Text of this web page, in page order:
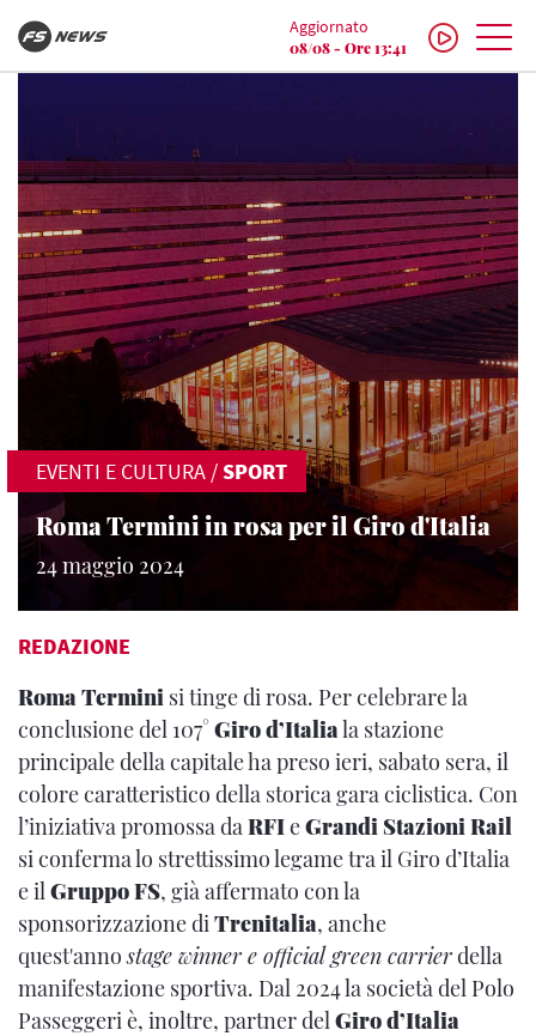
Aggiornato
08/08 - Ore 13:41
EVENTI E CULTURA /SPORT
Roma Termini in rosa per il Giro d'Italia
24 maggio 2024
REDAZIONE
Roma Termini si tinge di rosa. Per celebrare la
conclusione del 107°Giro d’Italiala stazione
principale della capitale ha preso ieri, sabato sera, il
colore caratteristico della storica gara ciclistica. Con
l’iniziativa promossa daRFIeGrandi Stazioni Rail
si conferma lo strettissimo legame tra il Giro d’Italia
e ilGruppo FS, già affermato con la
sponsorizzazione diTrenitalia, anche
quest'annostage winner e official green carrierdella
manifestazione sportiva. Dal 2024 la società del Polo
Passeggeri è, inoltre, partner delGiro d’Italia